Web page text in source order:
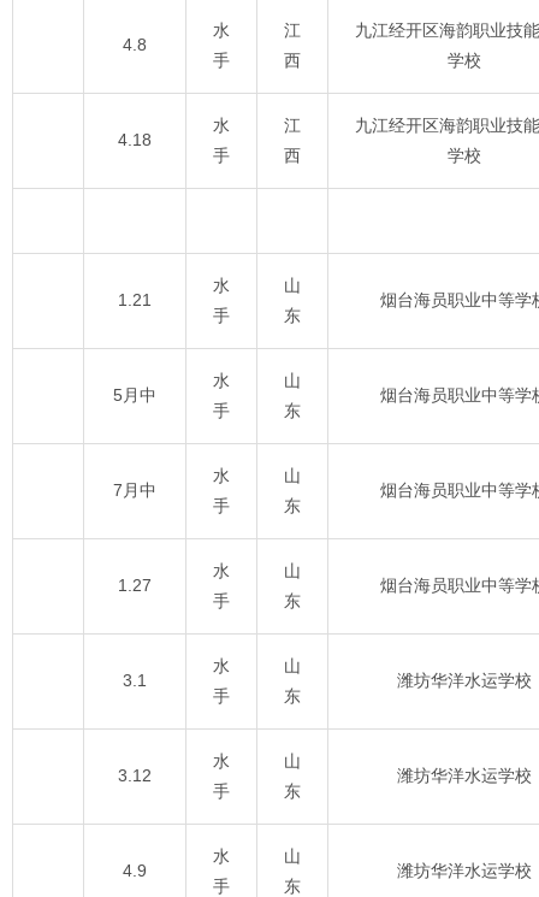
4.8
水
手
江
西
九江经开区海韵职业技
学校
4.18
水
手
江
西
九江经开区海韵职业技
学校
1.21
水
手
山
东
烟台海员职业中等学
5月中
水
手
山
东
烟台海员职业中等学
7月中
水
手
山
东
烟台海员职业中等学
1.27
水
手
山
东
烟台海员职业中等学
3.1
水
手
山
东
潍坊华洋水运学校
3.12
水
手
山
东
潍坊华洋水运学校
4.9
水
手
山
东
潍坊华洋水运学校